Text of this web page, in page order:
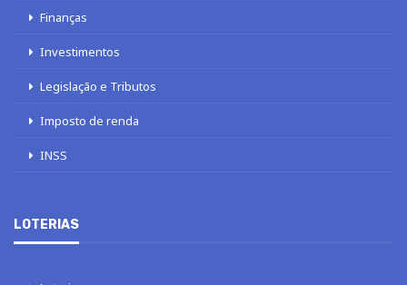
Finanças
Investimentos
Legislação e Tributos
Imposto de renda
INSS
LOTERIAS